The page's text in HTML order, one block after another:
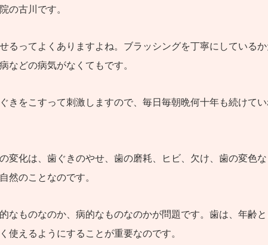
の古川です。
るってよくありますよね。ブラッシングを丁寧にしている
などの病気がなくてもです。
きをこすって刺激しますので、毎日毎朝晩何十年も続けて
変化は、歯ぐきのやせ、歯の磨耗、ヒビ、欠け、歯の変色
然のことなのです。
なものなのか、病的なものなのかが問題です。歯は、年齢
使えるようにすることが重要なのです。